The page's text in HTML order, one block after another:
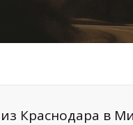
Краснодара в